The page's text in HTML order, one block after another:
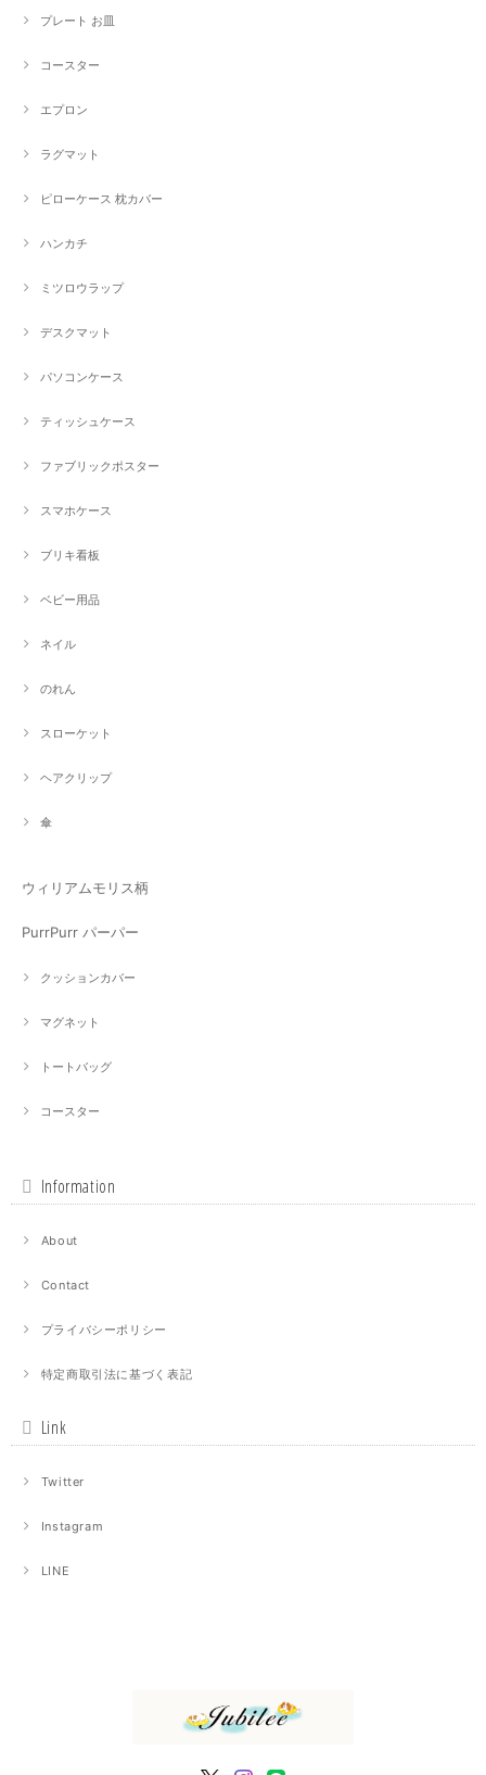
プレート お皿
コースター
エプロン
ラグマット
ピローケース 枕カバー
ハンカチ
ミツロウラップ
デスクマット
パソコンケース
ティッシュケース
ファブリックポスター
スマホケース
ブリキ看板
ベビー用品
ネイル
のれん
スローケット
ヘアクリップ
傘
ウィリアムモリス柄
PurrPurr パーパー
クッションカバー
マグネット
トートバッグ
コースター
Information
About
Contact
プライバシーポリシー
特定商取引法に基づく表記
Link
Twitter
Instagram
LINE